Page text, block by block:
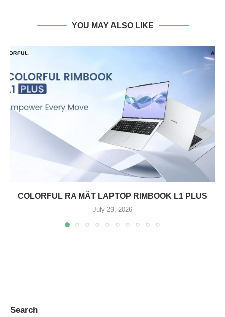
YOU MAY ALSO LIKE
COLORFUL RA MẮT LAPTOP RIMBOOK L1 PLUS
July 29, 2026
Search